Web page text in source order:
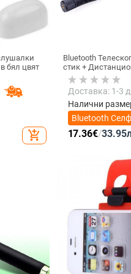
TWS I7S с Powerbank в бял цвят
add_shopping_cart
Bluetooth
стик +
снимане,
IOS - Черен
Доставка: 1-3
Налични
Bluetooth
стик +
Дистанционно
17.36€/33.95